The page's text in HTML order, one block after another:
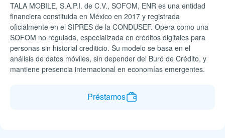
TALA MOBILE, S.A.P.I. de C.V., SOFOM, ENR es una entidad
financiera constituida en México en 2017 y registrada
oficialmente en el SIPRES de la CONDUSEF. Opera como una
SOFOM no regulada, especializada en créditos digitales para
personas sin historial crediticio. Su modelo se basa en el
análisis de datos móviles, sin depender del Buró de Crédito, y
mantiene presencia internacional en economías emergentes.
Préstamos